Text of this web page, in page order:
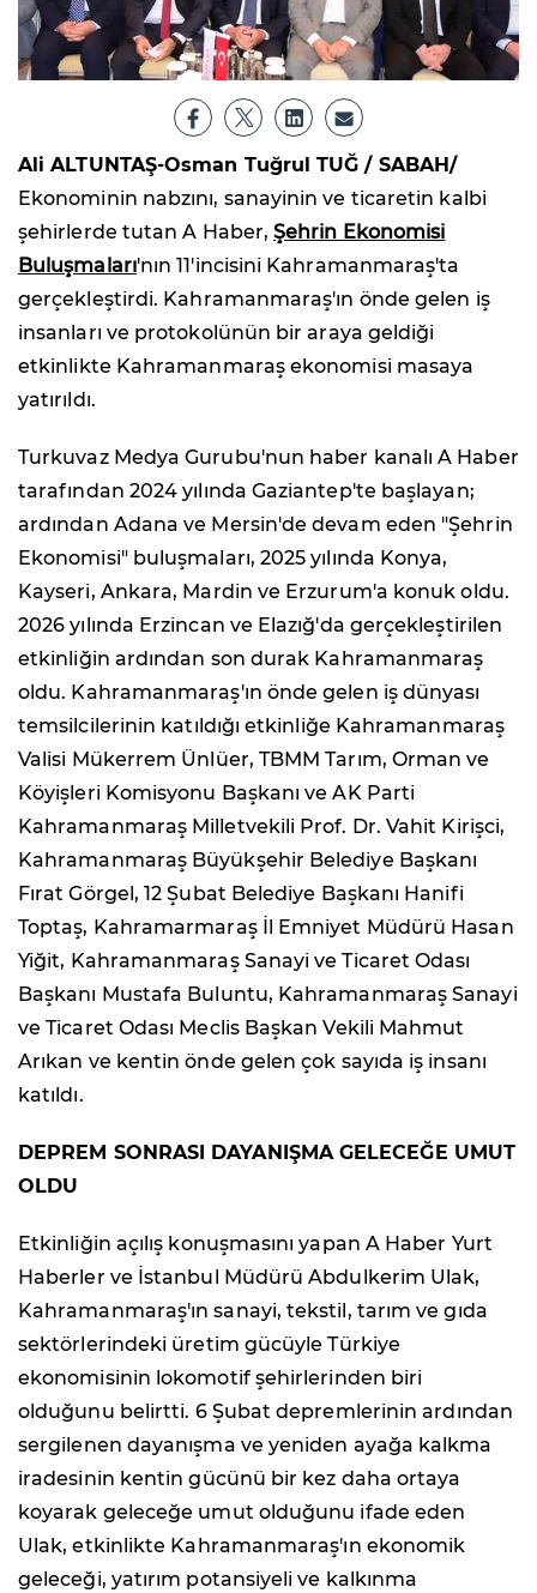
Ali ALTUNTAŞ-Osman Tuğrul TUĞ / SABAH/
Ekonominin nabzını, sanayinin ve ticaretin kalbi
şehirlerde tutan A Haber,Şehrin Ekonomisi
Buluşmaları'nın 11'incisini Kahramanmaraş'ta
gerçekleştirdi. Kahramanmaraş'ın önde gelen iş
insanları ve protokolünün bir araya geldiği
etkinlikte Kahramanmaraş ekonomisi masaya
yatırıldı.
Turkuvaz Medya Gurubu'nun haber kanalı A Haber
tarafından 2024 yılında Gaziantep'te başlayan;
ardından Adana ve Mersin'de devam eden "Şehrin
Ekonomisi" buluşmaları, 2025 yılında Konya,
Kayseri, Ankara, Mardin ve Erzurum'a konuk oldu.
2026 yılında Erzincan ve Elazığ'da gerçekleştirilen
etkinliğin ardından son durak Kahramanmaraş
oldu. Kahramanmaraş'ın önde gelen iş dünyası
temsilcilerinin katıldığı etkinliğe Kahramanmaraş
Valisi Mükerrem Ünlüer, TBMM Tarım, Orman ve
Köyişleri Komisyonu Başkanı ve AK Parti
Kahramanmaraş Milletvekili Prof. Dr. Vahit Kirişci,
Kahramanmaraş Büyükşehir Belediye Başkanı
Fırat Görgel, 12 Şubat Belediye Başkanı Hanifi
Toptaş, Kahramarmaraş İl Emniyet Müdürü Hasan
Yiğit, Kahramanmaraş Sanayi ve Ticaret Odası
Başkanı Mustafa Buluntu, Kahramanmaraş Sanayi
ve Ticaret Odası Meclis Başkan Vekili Mahmut
Arıkan ve kentin önde gelen çok sayıda iş insanı
katıldı.
DEPREM SONRASI DAYANIŞMA GELECEĞE UMUT
OLDU
Etkinliğin açılış konuşmasını yapan A Haber Yurt
Haberler ve İstanbul Müdürü Abdulkerim Ulak,
Kahramanmaraş'ın sanayi, tekstil, tarım ve gıda
sektörlerindeki üretim gücüyle Türkiye
ekonomisinin lokomotif şehirlerinden biri
olduğunu belirtti. 6 Şubat depremlerinin ardından
sergilenen dayanışma ve yeniden ayağa kalkma
iradesinin kentin gücünü bir kez daha ortaya
koyarak geleceğe umut olduğunu ifade eden
Ulak, etkinlikte Kahramanmaraş'ın ekonomik
geleceği, yatırım potansiyeli ve kalkınma